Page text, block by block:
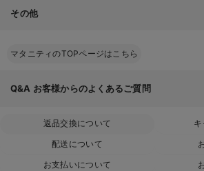
その他
マタニティのTOPページはこちら
Q&A お客様からのよくあるご質問
返品交換について
配送について
お支払いについて